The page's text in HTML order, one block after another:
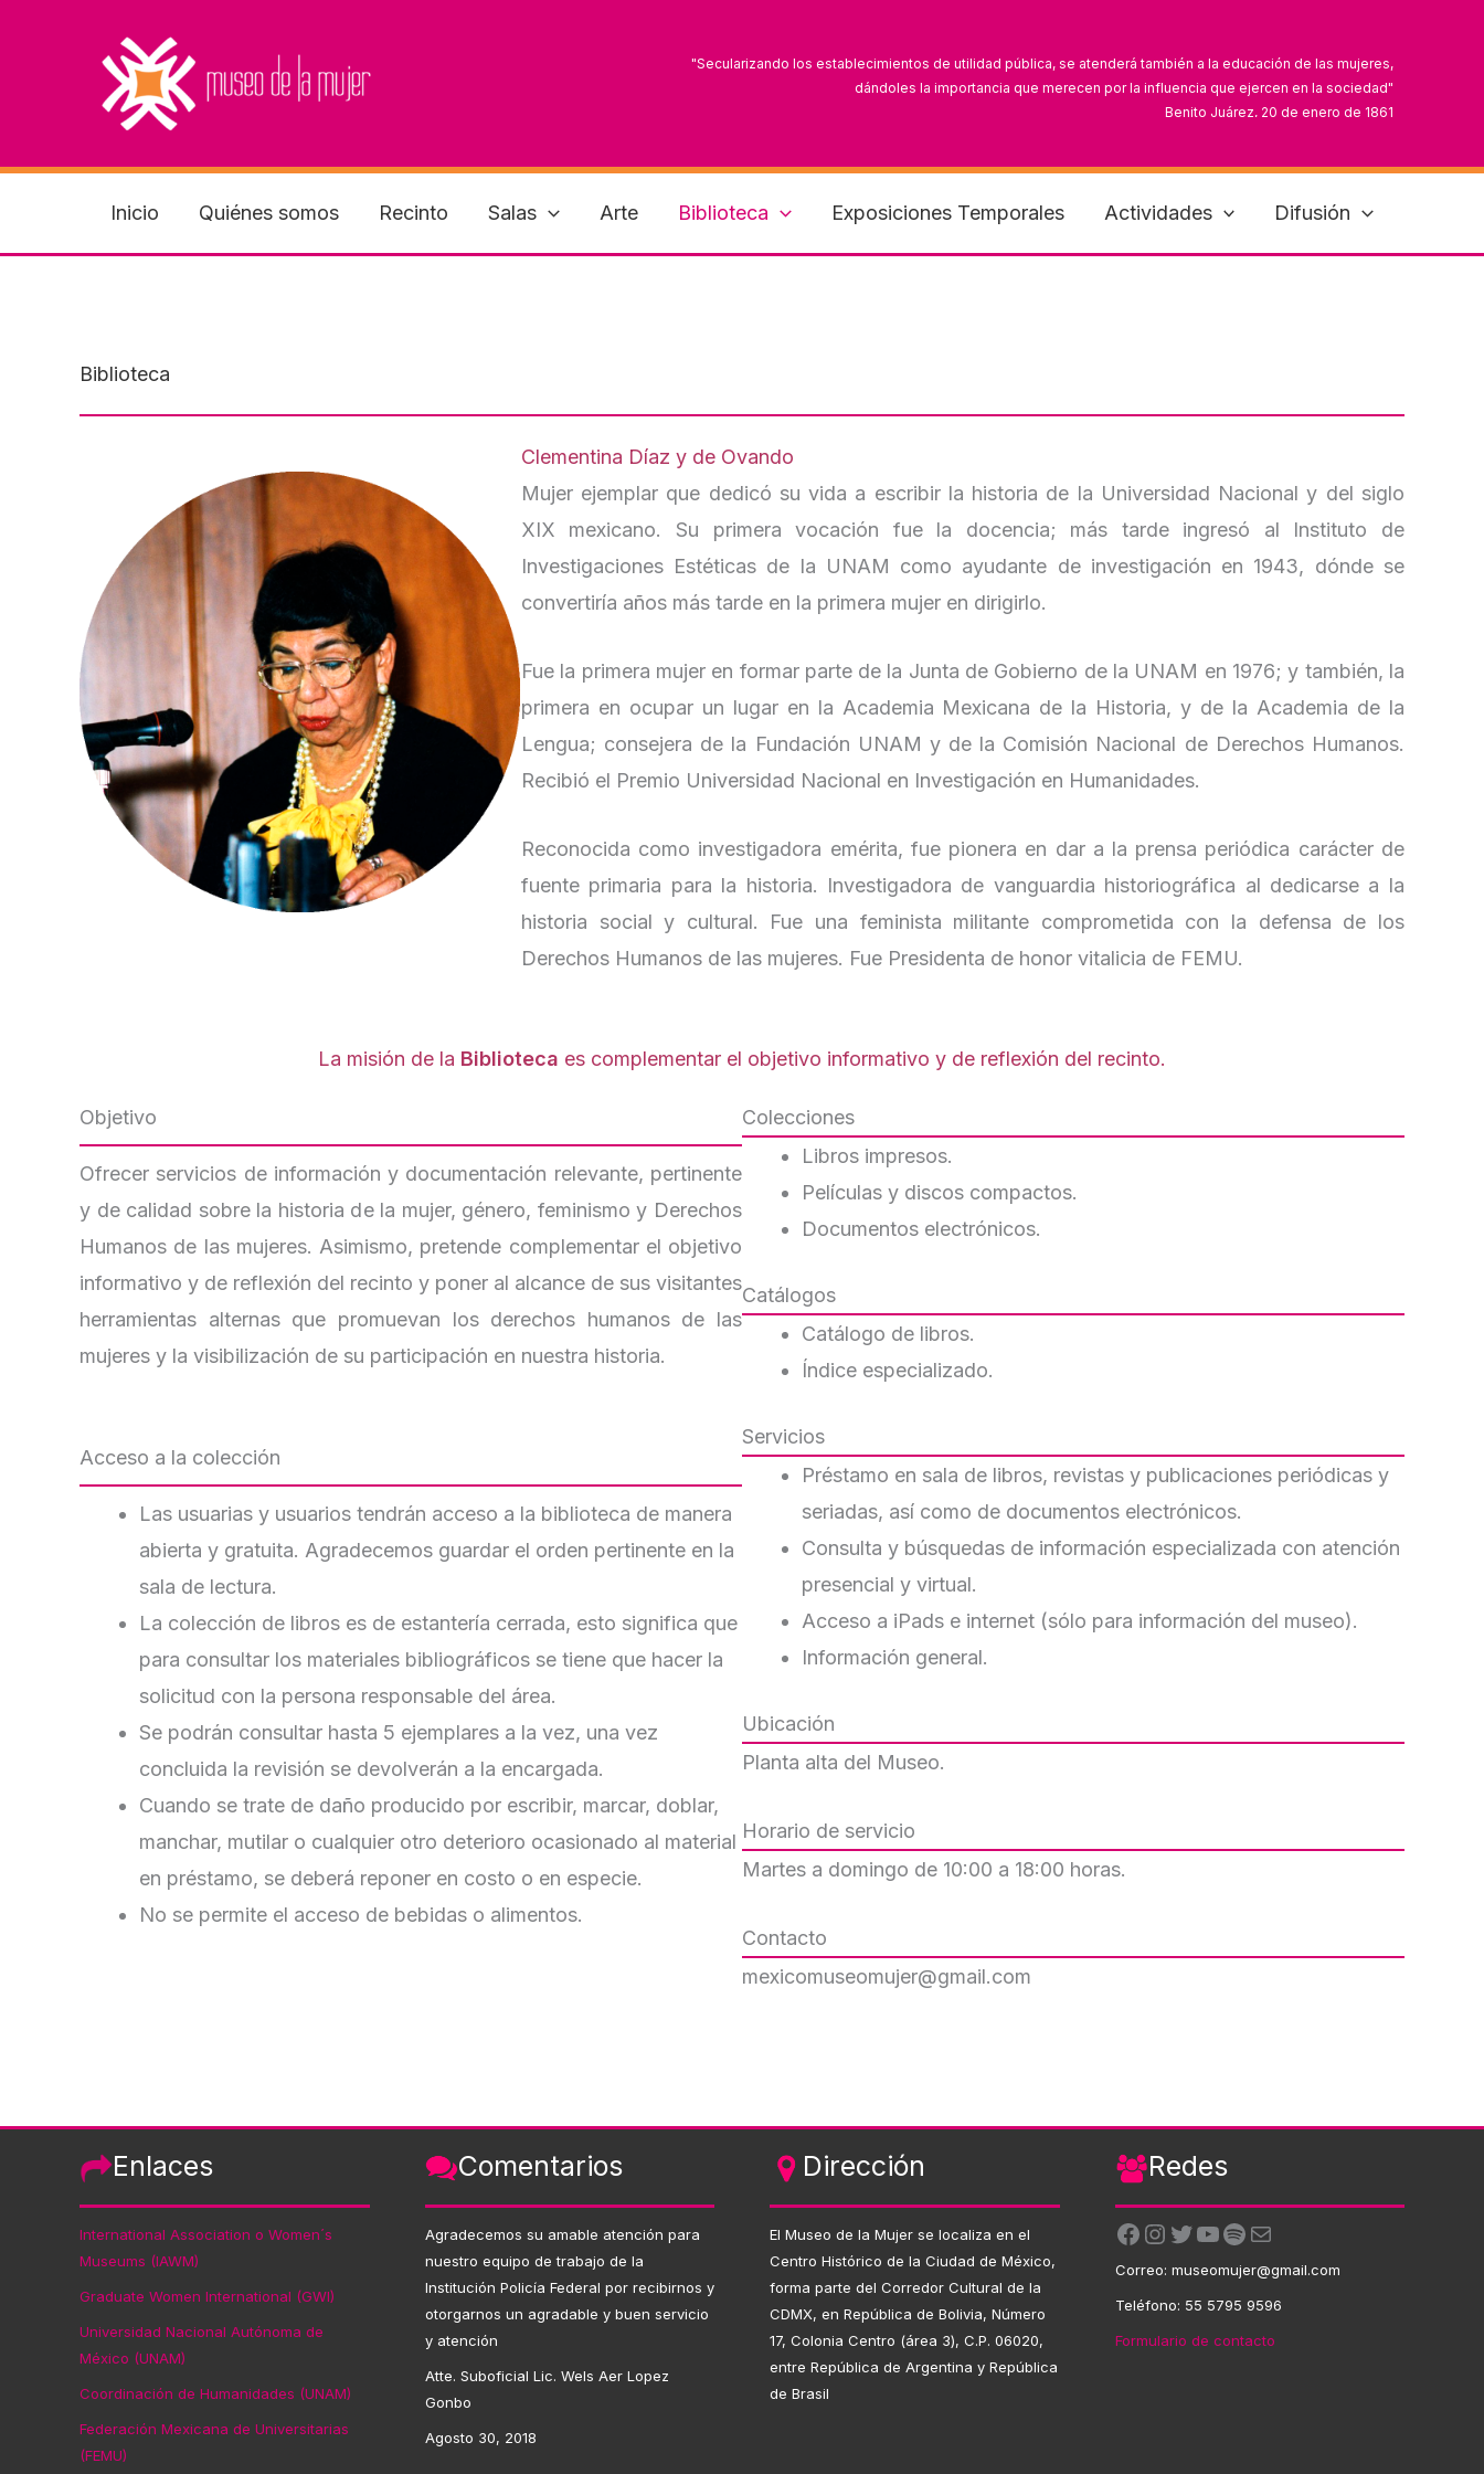
"Secularizando los establecimientos de utilidad pública, se atenderá también a la educación de las mujeres,
dándoles la importancia que merecen por la influencia que ejercen en la sociedad"
Benito Juárez, 20 de enero de 1861
Inicio Quiénes somos Recinto Salas Arte Biblioteca Exposiciones Temporales Actividades Difusión
Biblioteca
Clementina Díaz y de Ovando
Mujer ejemplar que dedicó su vida a escribir la historia de la Universidad Nacional y del siglo
XIX mexicano. Su primera vocación fue la docencia; más tarde ingresó al Instituto de
Investigaciones Estéticas de la UNAM como ayudante de investigación en 1943, dónde se
convertiría años más tarde en la primera mujer en dirigirlo.
Fue la primera mujer en formar parte de la Junta de Gobierno de la UNAM en 1976; y también, la
primera en ocupar un lugar en la Academia Mexicana de la Historia, y de la Academia de la
Lengua; consejera de la Fundación UNAM y de la Comisión Nacional de Derechos Humanos.
Recibió el Premio Universidad Nacional en Investigación en Humanidades.
Reconocida como investigadora emérita, fue pionera en dar a la prensa periódica carácter de
fuente primaria para la historia. Investigadora de vanguardia historiográfica al dedicarse a la
historia social y cultural. Fue una feminista militante comprometida con la defensa de los
Derechos Humanos de las mujeres. Fue Presidenta de honor vitalicia de FEMU.
La misión de la Biblioteca es complementar el objetivo informativo y de reflexión del recinto.
Objetivo
Ofrecer servicios de información y documentación relevante, pertinente
y de calidad sobre la historia de la mujer, género, feminismo y Derechos
Humanos de las mujeres. Asimismo, pretende complementar el objetivo
informativo y de reflexión del recinto y poner al alcance de sus visitantes
herramientas alternas que promuevan los derechos humanos de las
mujeres y la visibilización de su participación en nuestra historia.
Acceso a la colección
Las usuarias y usuarios tendrán acceso a la biblioteca de manera
abierta y gratuita. Agradecemos guardar el orden pertinente en la
sala de lectura.
La colección de libros es de estantería cerrada, esto significa que
para consultar los materiales bibliográficos se tiene que hacer la
solicitud con la persona responsable del área.
Se podrán consultar hasta 5 ejemplares a la vez, una vez
concluida la revisión se devolverán a la encargada.
Cuando se trate de daño producido por escribir, marcar, doblar,
manchar, mutilar o cualquier otro deterioro ocasionado al material
en préstamo, se deberá reponer en costo o en especie.
No se permite el acceso de bebidas o alimentos.
Colecciones
Libros impresos.
Películas y discos compactos.
Documentos electrónicos.
Catálogos
Catálogo de libros.
Índice especializado.
Servicios
Préstamo en sala de libros, revistas y publicaciones periódicas y
seriadas, así como de documentos electrónicos.
Consulta y búsquedas de información especializada con atención
presencial y virtual.
Acceso a iPads e internet (sólo para información del museo).
Información general.
Ubicación
Planta alta del Museo.
Horario de servicio
Martes a domingo de 10:00 a 18:00 horas.
Contacto
mexicomuseomujer@gmail.com
Enlaces
International Association o Women´s
Museums (IAWM)
Graduate Women International (GWI)
Universidad Nacional Autónoma de
México (UNAM)
Coordinación de Humanidades (UNAM)
Federación Mexicana de Universitarias
(FEMU)
Comentarios
Agradecemos su amable atención para
nuestro equipo de trabajo de la
Institución Policía Federal por recibirnos y
otorgarnos un agradable y buen servicio
y atención
Atte. Suboficial Lic. Wels Aer Lopez
Gonbo
Agosto 30, 2018
Dirección
El Museo de la Mujer se localiza en el
Centro Histórico de la Ciudad de México,
forma parte del Corredor Cultural de la
CDMX, en República de Bolivia, Número
17, Colonia Centro (área 3), C.P. 06020,
entre República de Argentina y República
de Brasil
Redes
Facebook
Instagram
Twitter
YouTube
Spotify
Correo electrónico
Correo: museomujer@gmail.com
Teléfono: 55 5795 9596
Formulario de contacto